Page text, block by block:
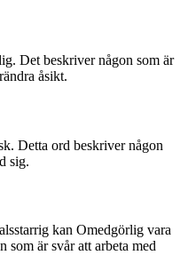
Det beskriver någon som är
åsikt.
Detta ord beskriver någon
sig.
kan Omedgörlig vara
som är svår att arbeta med